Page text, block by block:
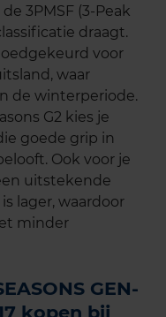
3PMSF (3-Peak
draagt.
voor
waar
de winterperiode.
G2 kies je
goede grip in
Ook voor je
uitstekende
lager, waardoor
minder
GEN-
kopen bij